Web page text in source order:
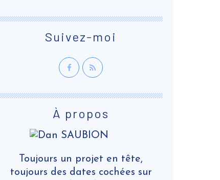
Suivez-moi
À propos
Toujours un projet en tête,
toujours des dates cochées sur